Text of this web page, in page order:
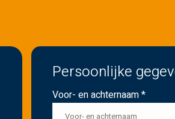
Persoonlijke
Voor- en achternaam *